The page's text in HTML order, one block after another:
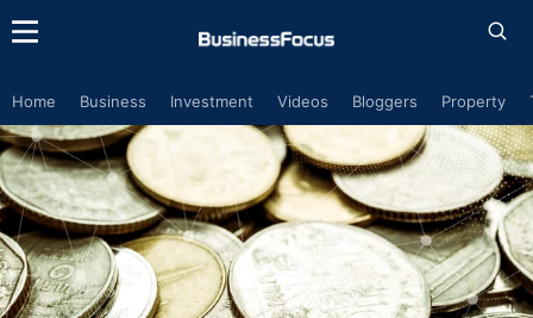
Home Business Investment Videos Bloggers Property